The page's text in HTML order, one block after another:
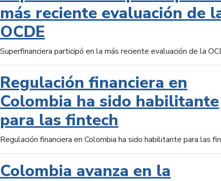
más reciente evaluación de
OCDE
Superfinanciera participó en la más reciente evaluación de la
Regulación financiera en
Colombia ha sido habilitante
para las fintech
Regulación financiera en Colombia ha sido habilitante para las
Colombia avanza en la